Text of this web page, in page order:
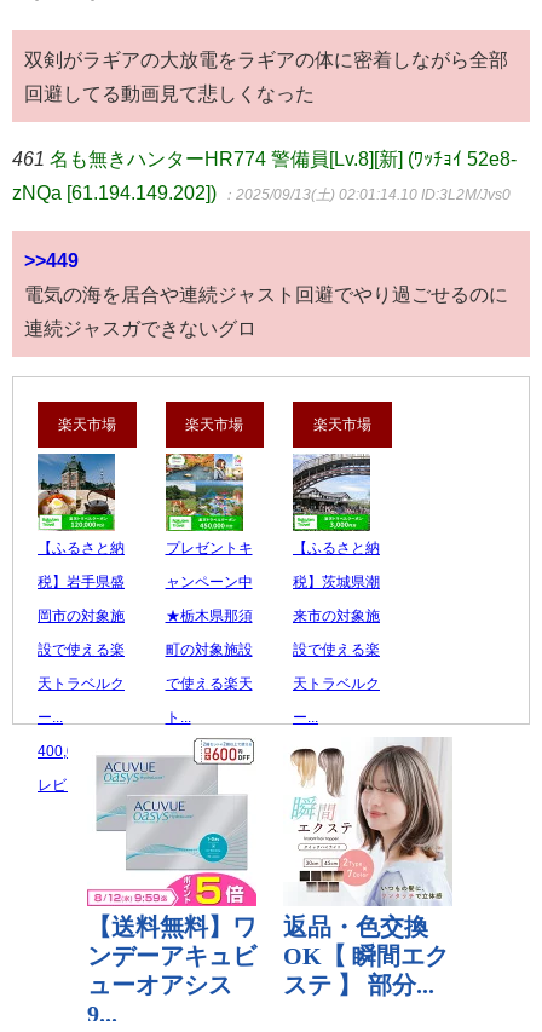
双剣がラギアの大放電をラギアの体に密着しながら全部
回避してる動画見て悲しくなった
461 名も無きハンターHR774 警備員[Lv.8][新] (ﾜｯﾁｮｲ 52e8-
zNQa [61.194.149.202])
：2025/09/13(土) 02:01:14.10 ID:3L2M/Jvs0
>>449
電気の海を居合や連続ジャスト回避でやり過ごせるのに
連続ジャスガできないグロ
楽天市場
【ふるさと納
税】岩手県盛
岡市の対象施
設で使える楽
天トラベルク
ー...
400,000 円
レビュー数：0
楽天市場
プレゼントキ
ャンペーン中
★栃木県那須
町の対象施設
で使える楽天
ト...
1,500,000 円
楽天市場
【ふるさと納
税】茨城県潮
来市の対象施
設で使える楽
天トラベルク
ー...
10,000 円
レビュー数：0